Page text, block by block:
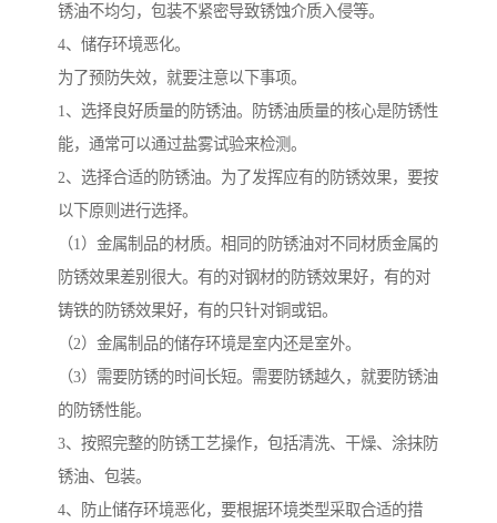
锈油不均匀，包装不紧密导致锈蚀介质入侵等。
4、储存环境恶化。
为了预防失效，就要注意以下事项。
1、选择良好质量的防锈油。防锈油质量的核心是防锈性
能，通常可以通过盐雾试验来检测。
2、选择合适的防锈油。为了发挥应有的防锈效果，要按
以下原则进行选择。
（1）金属制品的材质。相同的防锈油对不同材质金属的
防锈效果差别很大。有的对钢材的防锈效果好，有的对
铸铁的防锈效果好，有的只针对铜或铝。
（2）金属制品的储存环境是室内还是室外。
（3）需要防锈的时间长短。需要防锈越久，就要防锈油
的防锈性能。
3、按照完整的防锈工艺操作，包括清洗、干燥、涂抹防
锈油、包装。
4、防止储存环境恶化，要根据环境类型采取合适的措